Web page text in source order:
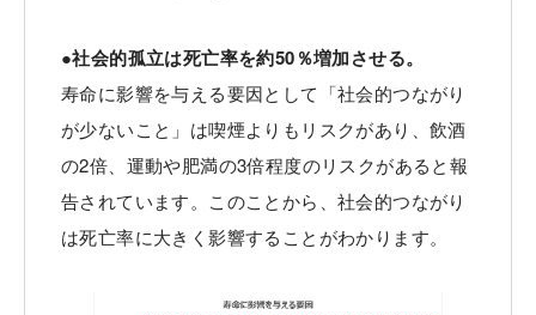
●社会的孤立は死亡率を約50％増加させる。
寿命に影響を与える要因として「社会的つながり
が少ないこと」は喫煙よりもリスクがあり、飲酒
の2倍、運動や肥満の3倍程度のリスクがあると報
告されています。このことから、社会的つながり
は死亡率に大きく影響することがわかります。